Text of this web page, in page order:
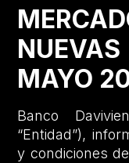
MAYO
Banco
“Entidad”),
y condiciones